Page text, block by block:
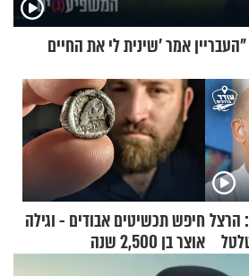
אמר 'שינית לי את החיים
הרצל חיפש תכשיטים אבודים - וגילה
אוצר בן 2,500 שנה